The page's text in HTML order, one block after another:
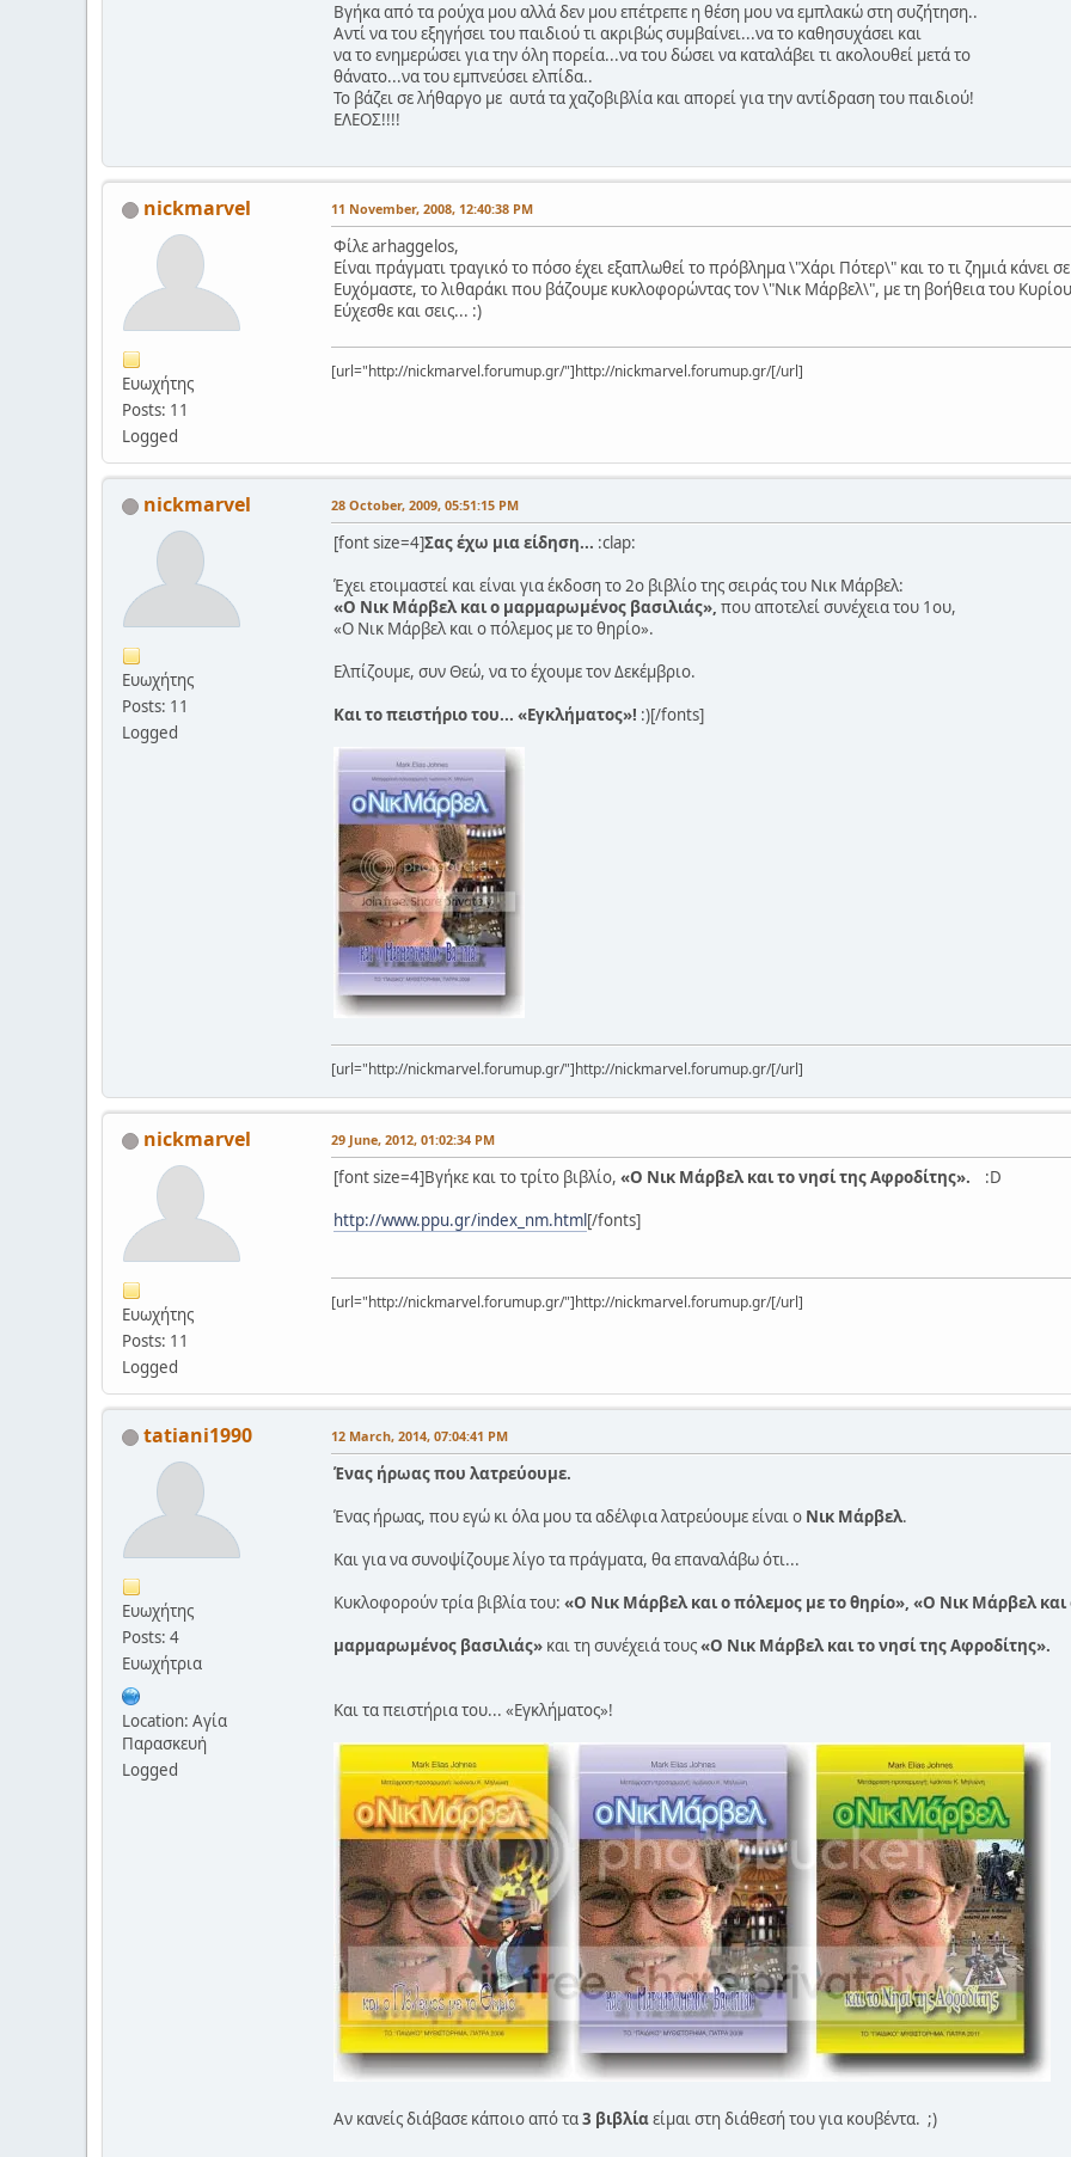
Βγήκα από τα ρούχα μου αλλά δεν μου επέτρεπε η θέση μου να εμπλακώ στη συζήτηση..
Αντί να του εξηγήσει του παιδιού τι ακριβώς συμβαίνει...να το καθησυχάσει και
να το ενημερώσει για την όλη πορεία...να του δώσει να καταλάβει τι ακολουθεί μετά το
θάνατο...να του εμπνεύσει ελπίδα..
Το βάζει σε λήθαργο με αυτά τα χαζοβιβλία και απορεί για την αντίδραση του παιδιού!
ΕΛΕΟΣ!!!!
nickmarvel
Ευωχήτης
Posts: 11
Logged
11 November, 2008, 12:40:38 PM
Φίλε arhaggelos,
Είναι πράγματι τραγικό το πόσο έχει εξαπλωθεί το πρόβλημα \"Χάρι Πότερ\" και το τι ζημιά κάνει
Ευχόμαστε, το λιθαράκι που βάζουμε κυκλοφορώντας τον \"Νικ Μάρβελ\", με τη βοήθεια του
Εύχεσθε και σεις... :)
[url="http://nickmarvel.forumup.gr/"]http://nickmarvel.forumup.gr/[/url]
nickmarvel
Ευωχήτης
Posts: 11
Logged
28 October, 2009, 05:51:15 PM
[font size=4]Σας έχω μια είδηση... :clap:
Έχει ετοιμαστεί και είναι για έκδοση το 2ο βιβλίο της σειράς του Νικ Μάρβελ:
«Ο Νικ Μάρβελ και ο μαρμαρωμένος βασιλιάς», που αποτελεί συνέχεια του 1ου,
«Ο Νικ Μάρβελ και ο πόλεμος με το θηρίο».
Ελπίζουμε, συν Θεώ, να το έχουμε τον Δεκέμβριο.
Και το πειστήριο του... «Εγκλήματος»! :)[/fonts]
[url="http://nickmarvel.forumup.gr/"]http://nickmarvel.forumup.gr/[/url]
nickmarvel
Ευωχήτης
Posts: 11
Logged
29 June, 2012, 01:02:34 PM
[font size=4]Βγήκε και το τρίτο βιβλίο, «Ο Νικ Μάρβελ και το νησί της Αφροδίτης».
:D
http://www.ppu.gr/index_nm.html[/fonts]
[url="http://nickmarvel.forumup.gr/"]http://nickmarvel.forumup.gr/[/url]
tatiani1990
Ευωχήτης
Posts: 4
Ευωχήτρια
Location: Αγία
Παρασκευἠ
Logged
12 March, 2014, 07:04:41 PM
Ένας ήρωας που λατρεύουμε.
Ένας ήρωας, που εγώ κι όλα μου τα αδέλφια λατρεύουμε είναι ο Νικ Μάρβελ.
Και για να συνοψίζουμε λίγο τα πράγματα, θα επαναλάβω ότι...
Κυκλοφορούν τρία βιβλία του: «Ο Νικ Μάρβελ και ο πόλεμος με το θηρίο», «Ο Νικ Μάρβελ και
μαρμαρωμένος βασιλιάς» και τη συνέχειά τους«Ο Νικ Μάρβελ και το νησί της Αφροδίτης».
Και τα πειστήρια του... «Εγκλήματος»!
Αν κανείς διάβασε κάποιο από τα3 βιβλίαείμαι στη διάθεσή του για κουβέντα. ;)